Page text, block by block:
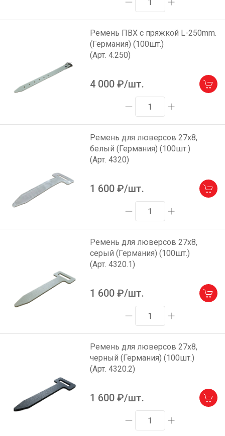
Ремень ПВХ с пряжкой L-250mm.
(Германия) (100шт.)
(Арт. 4.250)
4 000 ₽/шт.
Ремень для люверсов 27х8,
белый (Германия) (100шт.)
(Арт. 4320)
1 600 ₽/шт.
Ремень для люверсов 27х8,
серый (Германия) (100шт.)
(Арт. 4320.1)
1 600 ₽/шт.
Ремень для люверсов 27х8,
черный (Германия) (100шт.)
(Арт. 4320.2)
1 600 ₽/шт.